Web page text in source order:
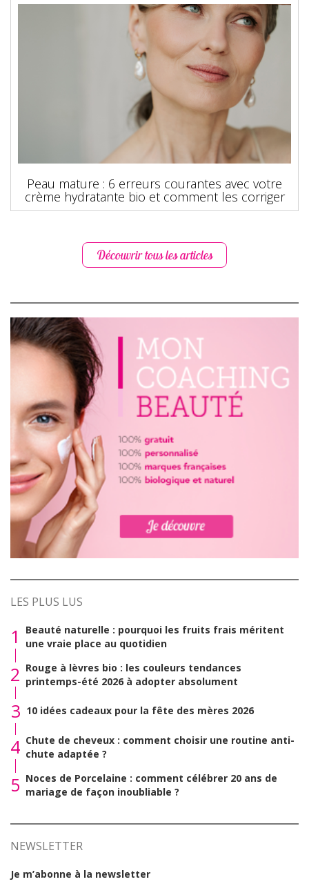
Peau mature : 6 erreurs courantes avec votre
crème hydratante bio et comment les corriger
Découvrir tous les articles
LES PLUS LUS
1
Beauté naturelle : pourquoi les fruits frais méritent
une vraie place au quotidien
2 Rouge à lèvres bio : les couleurs tendances
printemps-été 2026 à adopter absolument
3 10 idées cadeaux pour la fête des mères 2026
4 Chute de cheveux : comment choisir une routine anti-
chute adaptée ?
5 Noces de Porcelaine : comment célébrer 20 ans de
mariage de façon inoubliable ?
NEWSLETTER
Je m’abonne à la newsletter